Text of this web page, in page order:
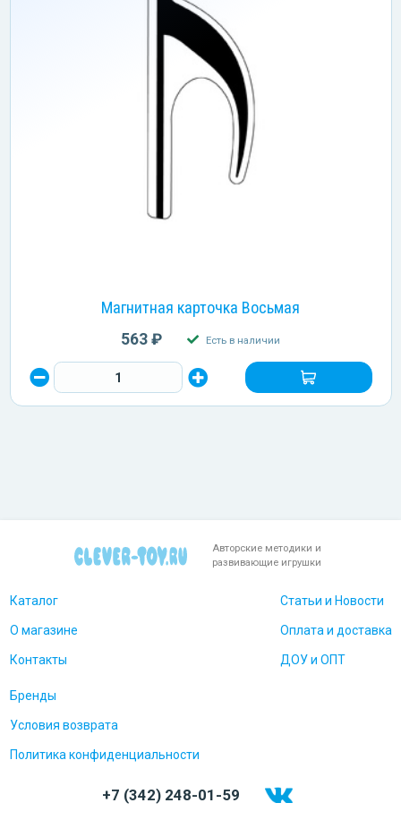
Магнитная карточка Восьмая
563 ₽ Есть в наличии
Авторские методики и
развивающие игрушки
Каталог
О магазине
Контакты
Статьи и Новости
Оплата и доставка
ДОУ и ОПТ
Бренды
Условия возврата
Политика конфиденциальности
+7 (342) 248-01-59